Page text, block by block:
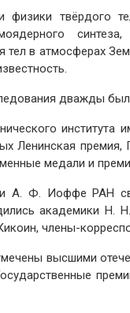
твёрдого
в атмосферах
дважды
Ленинская
медали и
А. Ф. Иоффе РАН
академики
члены-
высшими